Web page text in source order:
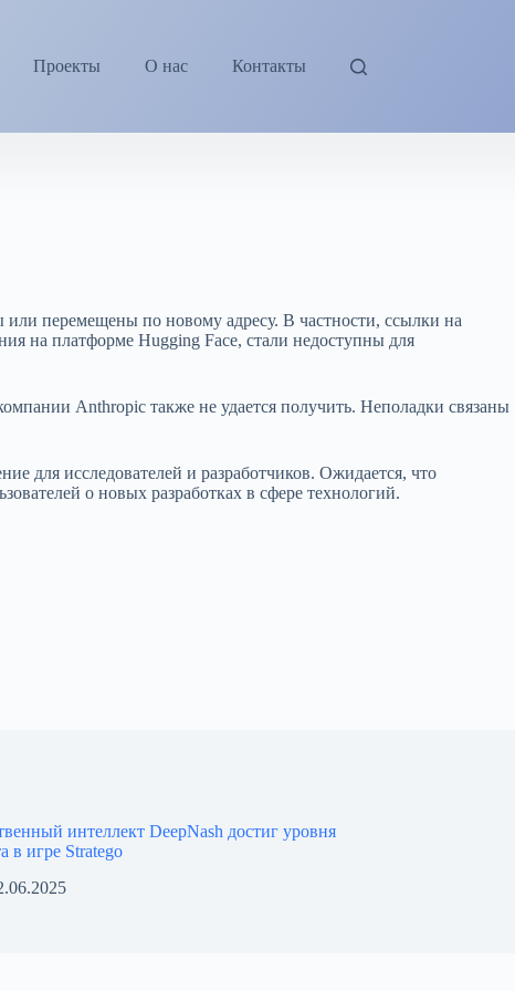
Проекты О нас Контакты
или перемещены по новому адресу. В частности, ссылки на
на платформе Hugging Face, стали недоступны для
Anthropic также не удается получить. Неполадки связаны
для исследователей и разработчиков. Ожидается, что
о новых разработках в сфере технологий.
интеллект DeepNash достиг уровня
в игре Stratego